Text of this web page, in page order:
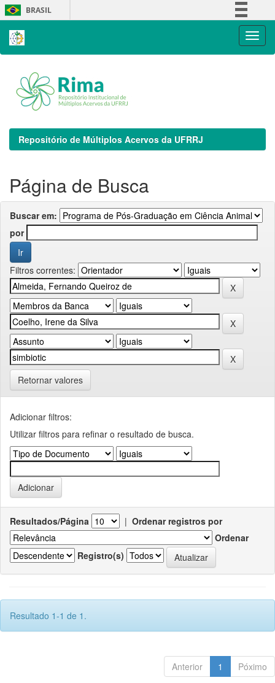
Skip
navigation
BRASIL
Repositório de Múltiplos Acervos da UFRRJ
Página de Busca
Buscar em:
por
Filtros correntes:
Retornar valores
Adicionar filtros:
Utilizar filtros para refinar o resultado de busca.
Resultados/Página | Ordenar registros por
Ordenar
Registro(s)
Resultado 1-1 de 1.
Anterior 1 Póximo